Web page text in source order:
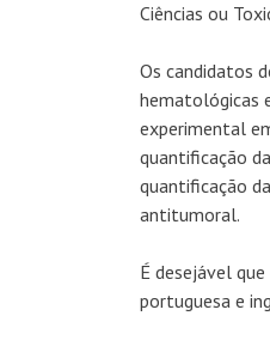
Ciências ou
Os candidatos
hematológicas
experimental
quantificação
quantificação
antitumoral.
É desejável
portuguesa e